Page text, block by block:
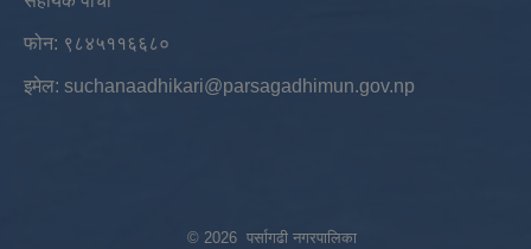
फोन: ९८४५११६६८०
इमेल: suchanaadhikari@parsagadhimun.gov.np
© 2026 पर्सागढी नगरपालिका